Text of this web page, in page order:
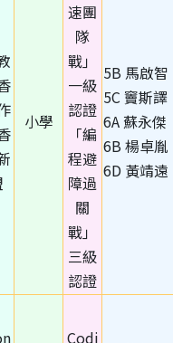
小學
速團
隊
戰」
一級
認證
「編
程避
障過
關
戰」
三級
認證
5B 馬啟智
5C 竇斯譯
6A 蘇永傑
6B 楊卓胤
6D 黃靖遠
Codi